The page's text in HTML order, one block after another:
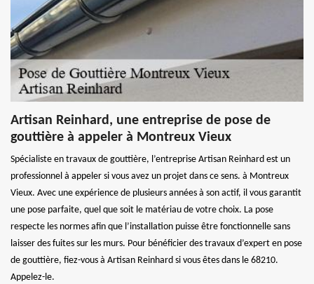
Artisan Reinhard, une entreprise de pose de
gouttière à appeler à Montreux Vieux
Spécialiste en travaux de gouttière, l’entreprise Artisan Reinhard est un
professionnel à appeler si vous avez un projet dans ce sens. à Montreux
Vieux. Avec une expérience de plusieurs années à son actif, il vous garantit
une pose parfaite, quel que soit le matériau de votre choix. La pose
respecte les normes afin que l’installation puisse être fonctionnelle sans
laisser des fuites sur les murs. Pour bénéficier des travaux d’expert en pose
de gouttière, fiez-vous à Artisan Reinhard si vous êtes dans le 68210.
Appelez-le.